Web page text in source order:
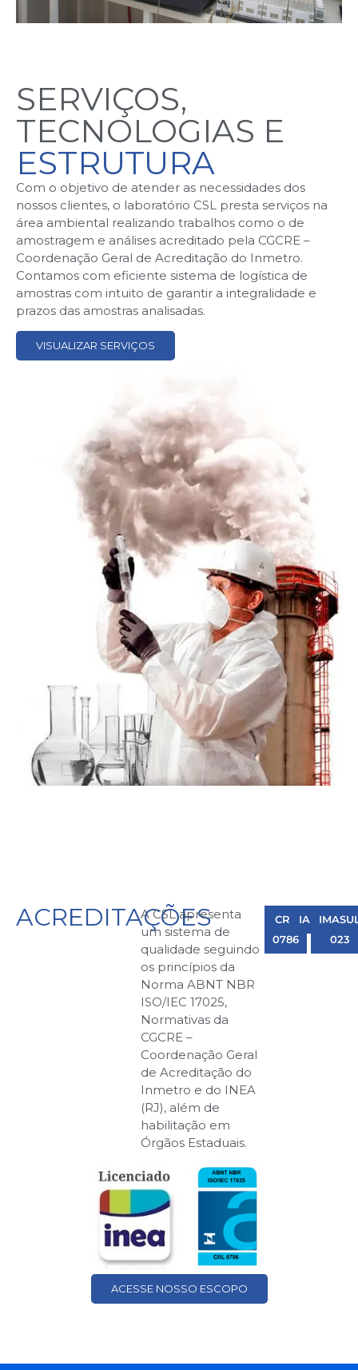
SERVIÇOS,
TECNOLOGIAS E
ESTRUTURA
Com o objetivo de atender as necessidades dos
nossos clientes, o laboratório CSL presta serviços na
área ambiental realizando trabalhos como o de
amostragem e análises acreditado pela CGCRE –
Coordenação Geral de Acreditação do Inmetro.
Contamos com eficiente sistema de logística de
amostras com intuito de garantir a integralidade e
prazos das amostras analisadas.
VISUALIZAR SERVIÇOS
ACREDITAÇÕES
A CSL apresenta
um sistema de
qualidade seguindo
os princípios da
Norma ABNT NBR
ISO/IEC 17025,
Normativas da
CGCRE –
Coordenação Geral
de Acreditação do
Inmetro e do INEA
(RJ), além de
habilitação em
Órgãos Estaduais.
CRL
0786
IAP047
023
ACESSE NOSSO ESCOPO